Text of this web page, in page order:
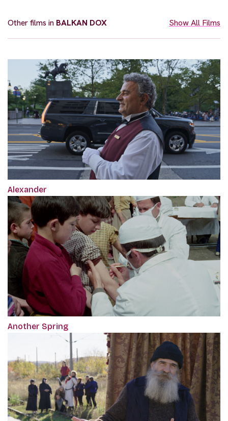
Other films in BALKAN DOX Show All Films
Alexander
Another Spring